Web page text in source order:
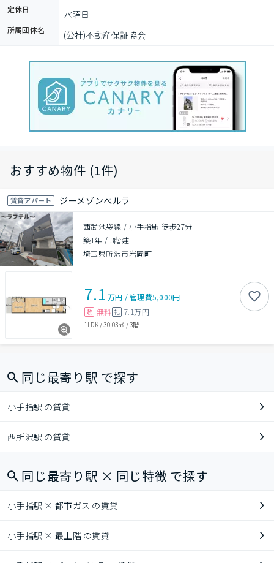
定休日 水曜日
所属団体名 (公社)不動産保証協会
おすすめ物件 (1件)
賃貸アパート ジーメゾンぺルラ
西武池袋線 / 小手指駅 徒歩27分
築1年 / 3階建
埼玉県所沢市岩岡町
7.1 万円 /管理費5,000円
敷 無料 礼 7.1万円
1LDK/30.03㎡ /3階
同じ最寄り駅 で探す
小手指駅 の賃貸
西所沢駅 の賃貸
同じ最寄り駅 × 同じ特徴 で探す
小手指駅 × 都市ガス の賃貸
小手指駅 × 最上階 の賃貸